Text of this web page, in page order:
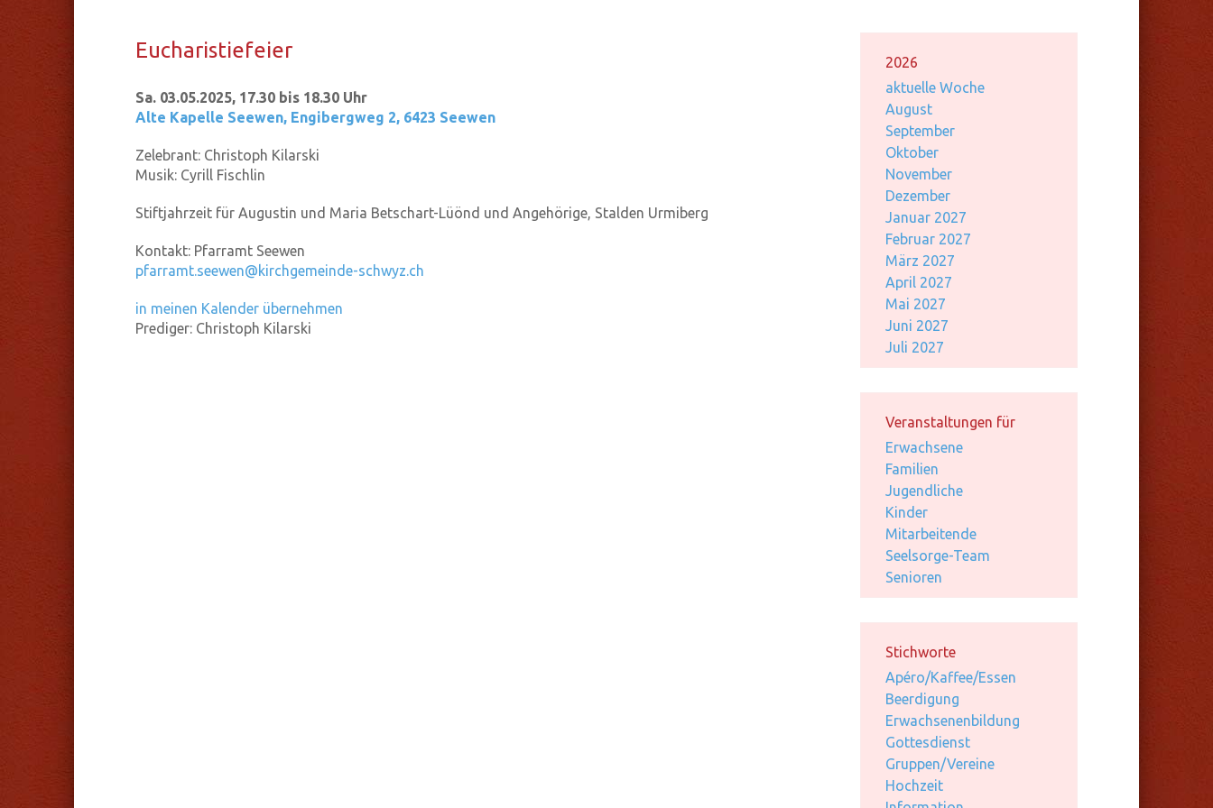
2026
aktuelle Woche
August
September
Oktober
November
Dezember
Januar 2027
Februar 2027
März 2027
April 2027
Mai 2027
Juni 2027
Juli 2027
Veranstaltungen für
Erwachsene
Familien
Jugendliche
Kinder
Mitarbeitende
Seelsorge-Team
Senioren
Stichworte
Apéro/Kaffee/Essen
Beerdigung
Erwachsenenbildung
Gottesdienst
Gruppen/Vereine
Hochzeit
Eu­cha­ris­tie­fei­er
Sa. 03.05.2025, 17.30 bis 18.30 Uhr
Alte Kapelle Seewen, Engibergweg 2, 6423 Seewen
Zelebrant: Christoph Kilarski
Musik: Cyrill Fischlin
Stiftjahrzeit für Augustin und Maria Betschart-Lüönd und Angehörige, Stalden Urmiberg
Kontakt: Pfarramt Seewen
pfarramt.seewen@kirchgemeinde-schwyz.ch
in meinen Kalender übernehmen
Prediger: Christoph Kilarski